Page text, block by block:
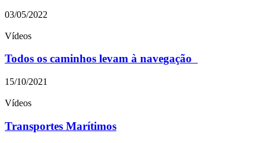
03/05/2022
Vídeos
Todos os caminhos levam à navegação
15/10/2021
Vídeos
Transportes Marítimos